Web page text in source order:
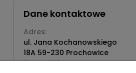
Dane kontaktowe
Adres:
ul. Jana Kochanowskiego
18A 59-230 Prochowice
Numer NIP: